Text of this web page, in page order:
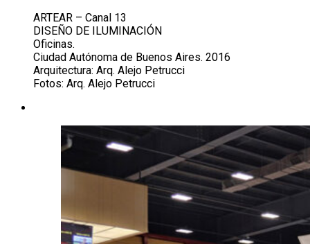
ARTEAR – Canal 13
DISEÑO DE ILUMINACIÓN
Oficinas.
Ciudad Autónoma de Buenos Aires. 2016
Arquitectura: Arq. Alejo Petrucci
Fotos: Arq. Alejo Petrucci